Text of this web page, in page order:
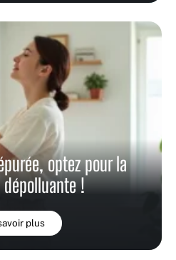
optez pour la
!
plus